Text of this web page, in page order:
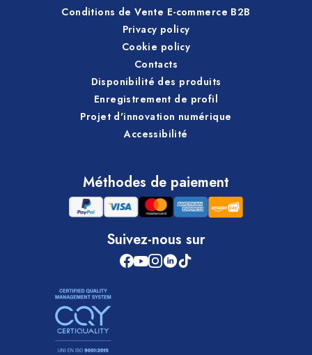
Conditions de Vente E-commerce B2B
Privacy policy
Cookie policy
Contacts
Disponibilité des produits
Enregistrement de profil
Projet d'innovation numérique
Accessibilité
Méthodes de paiement
Suivez-nous sur